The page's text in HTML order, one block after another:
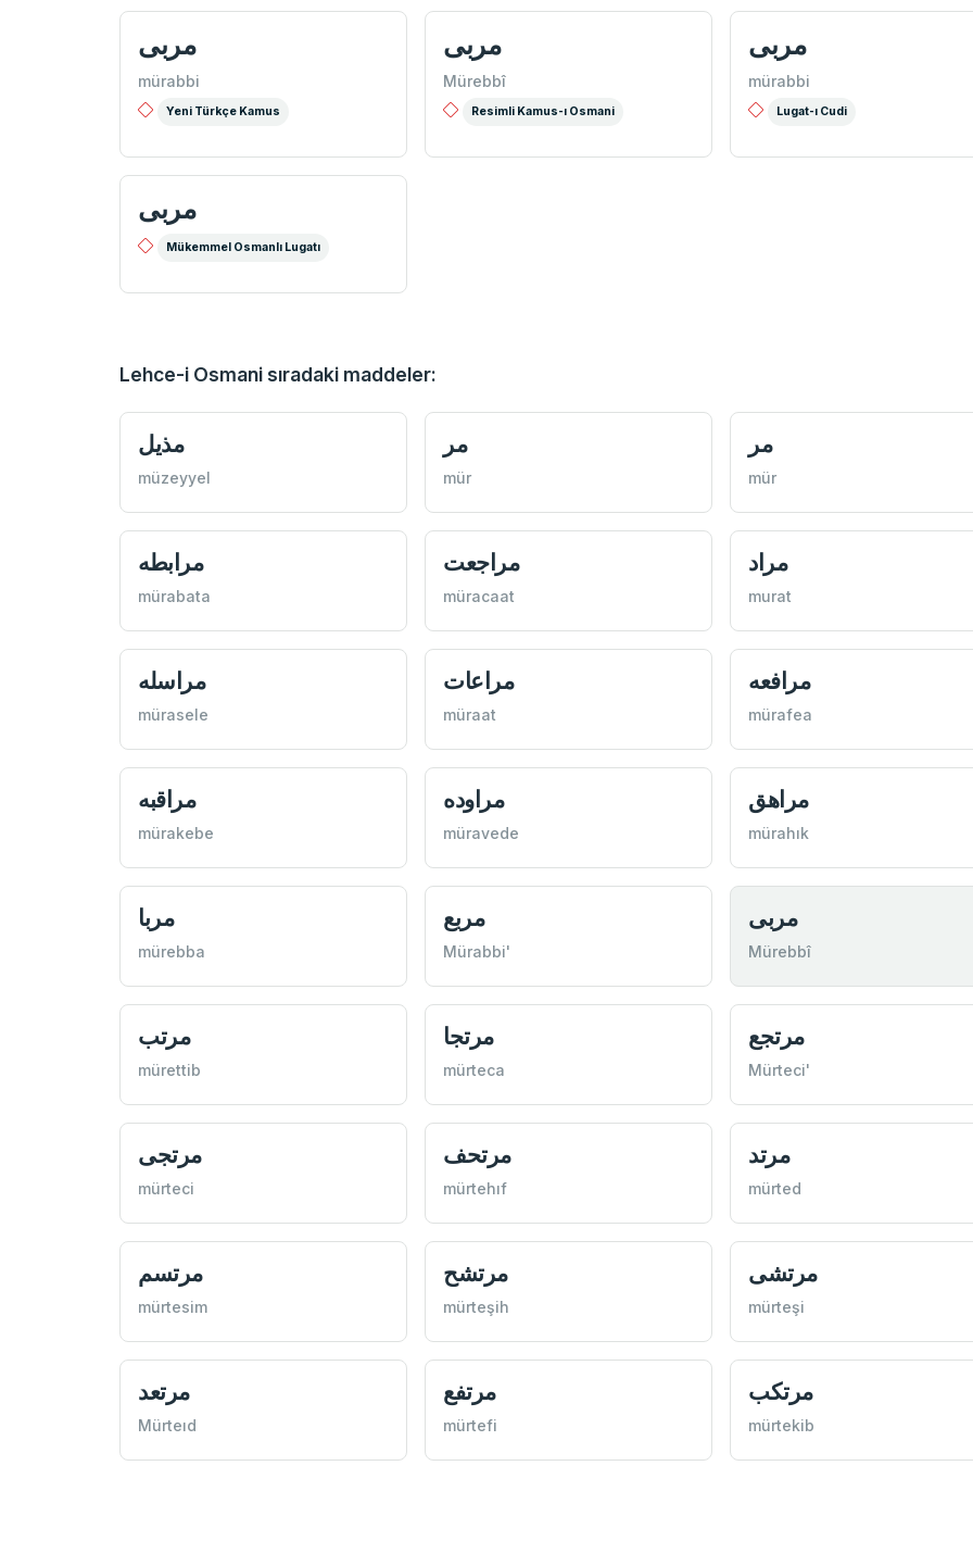
مربی
mürabbi
Yeni Türkçe Kamus
مربی
Mürebbî
Resimli Kamus-ı Osmani
مربی
mürabbi
Lugat-ı Cudi
مربی
Mükemmel Osmanlı Lugatı
Lehce-i Osmani sıradaki maddeler:
مذيل
müzeyyel
مر
mür
مر
mür
مرابطه
mürabata
مراجعت
müracaat
مراد
murat
مراسله
mürasele
مراعات
müraat
مرافعه
mürafea
مراقبه
mürakebe
مراوده
müravede
مراهق
mürahık
مربا
mürebba
مربع
Mürabbi'
مربی
Mürebbî
مرتب
mürettib
مرتجا
mürteca
مرتجع
Mürteci'
مرتجی
mürteci
مرتحف
mürtehıf
مرتد
mürted
مرتسم
mürtesim
مرتشح
mürteşih
مرتشی
mürteşi
مرتعد
Mürteıd
مرتفع
mürtefi
مرتكب
mürtekib